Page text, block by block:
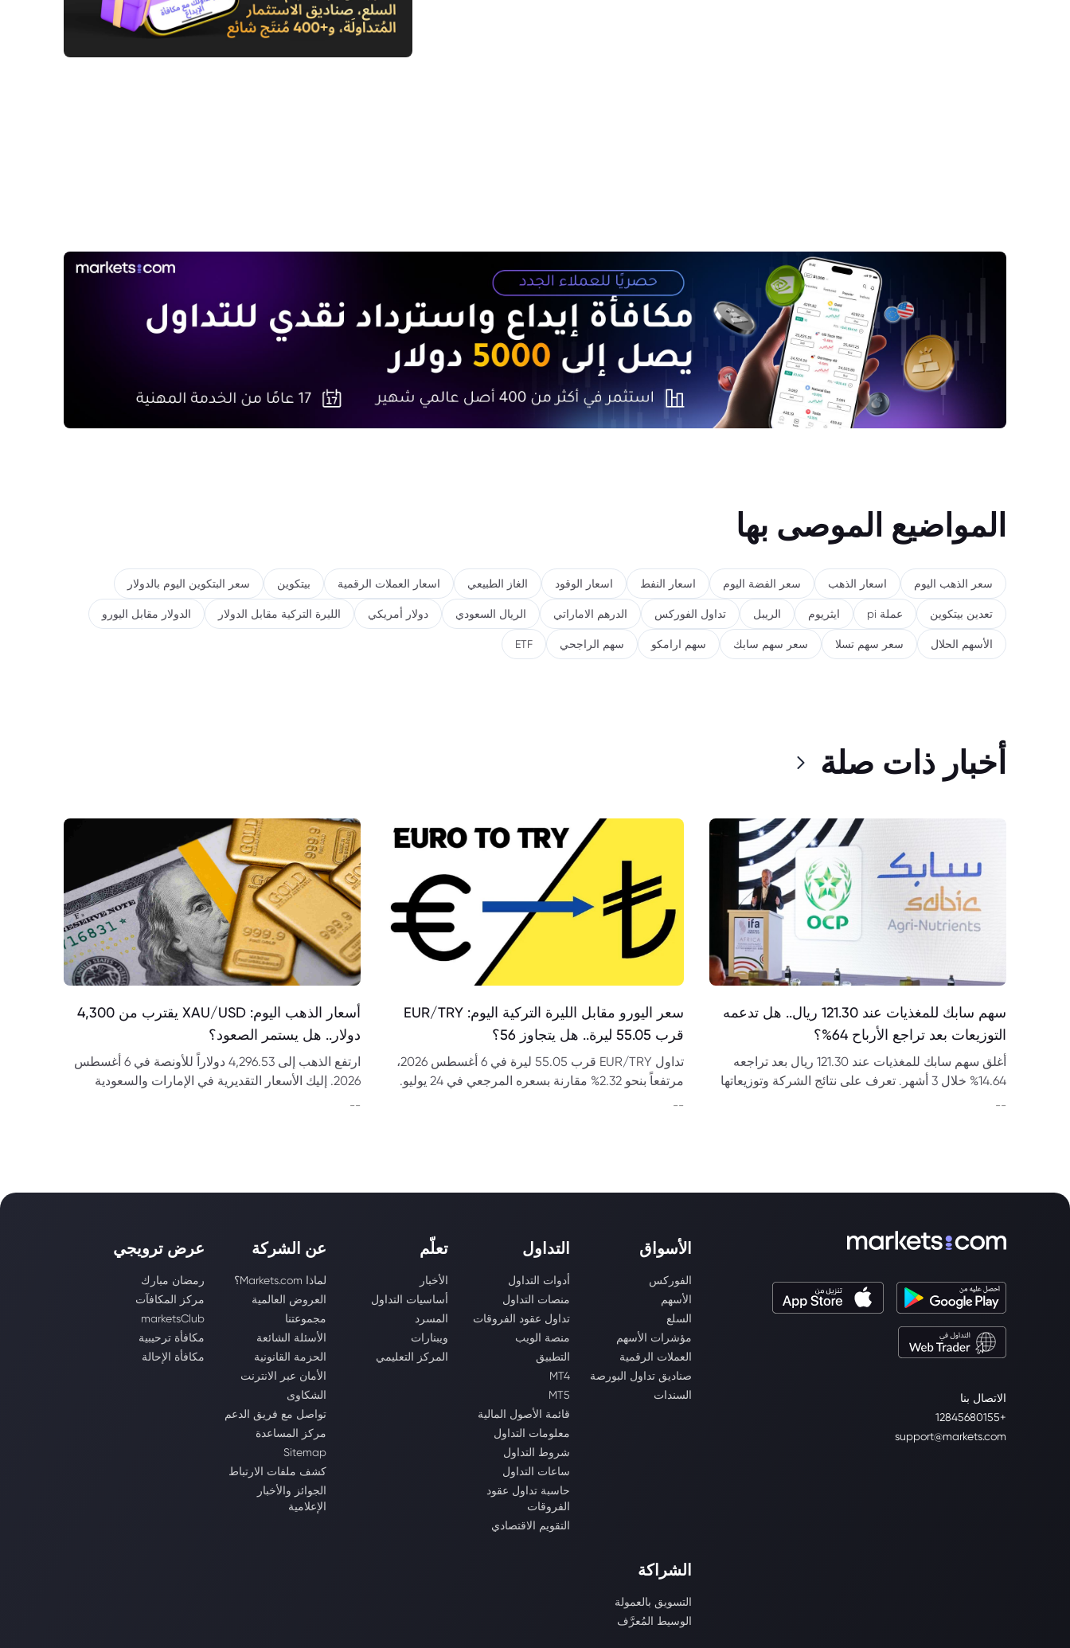
5. فرص الاستثمار في سوق أبوظبي المالي
المواضيع الموصى بها
سعر الذهب اليوم اسعار الذهب سعر الفضة اليوم اسعار النفط اسعار الوقود الغاز الطبيعي اسعار العملات الرقمية بيتكوين سعر البتكوين اليوم بالدولار
تعدين بيتكوين عملة pi ايثريوم الريبل تداول الفوركس الدرهم الاماراتي الريال السعودي دولار أمريكي الليرة التركية مقابل الدولار الدولار مقابل اليورو
الأسهم الحلال سعر سهم تسلا سعر سهم سابك سهم ارامكو سهم الراجحي ETF
أخبار ذات صلة
سهم سابك للمغذيات عند 121.30 ريال.. هل تدعمه
التوزيعات بعد تراجع الأرباح 64%؟
أغلق سهم سابك للمغذيات عند 121.30 ريال بعد تراجعه
14.64% خلال 3 أشهر. تعرف على نتائج الشركة وتوزيعاتها
--
سعر اليورو مقابل الليرة التركية اليوم: EUR/TRY
قرب 55.05 ليرة.. هل يتجاوز 56؟
تداول EUR/TRY قرب 55.05 ليرة في 6 أغسطس 2026،
مرتفعاً بنحو 2.32% مقارنة بسعره المرجعي في 24 يوليو.
--
أسعار الذهب اليوم: XAU/USD يقترب من 4,300
دولار.. هل يستمر الصعود؟
ارتفع الذهب إلى 4,296.53 دولاراً للأونصة في 6 أغسطس
2026. إليك الأسعار التقديرية في الإمارات والسعودية
--
الاتصال بنا
+12845680155
support@markets.com
الأسواق
الفوركس
الأسهم
السلع
مؤشرات الأسهم
العملات الرقمية
صناديق تداول البورصة
السندات
التداول
أدوات التداول
منصات التداول
تداول عقود الفروقات
منصة الويب
التطبيق
MT4
MT5
قائمة الأصول المالية
معلومات التداول
شروط التداول
ساعات التداول
حاسبة تداول عقود
الفروقات
التقويم الاقتصادي
تعلّم
الأخبار
أساسيات التداول
المسرد
ويبنارات
المركز التعليمي
عن الشركة
لماذا Markets.com؟
العروض العالمية
مجموعتنا
الأسئلة الشائعة
الحزمة القانونية
الأمان عبر الانترنت
الشكاوى
تواصل مع فريق الدعم
مركز المساعدة
Sitemap
كشف ملفات الارتباط
الجوائز والأخبار
الإعلامية
عرض ترويجي
رمضان مبارك
مركز المكافآت
marketsClub
مكافأة ترحيبية
مكافأة الإحالة
الشراكة
التسويق بالعمولة
الوسيط المُعرَّف